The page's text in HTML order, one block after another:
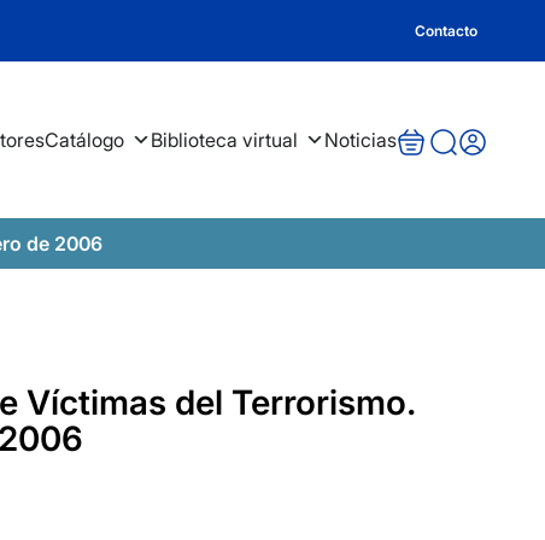
Contacto
Catálogo Biblioteca virtual Noticias
de 2006
Víctimas del Terrorismo.